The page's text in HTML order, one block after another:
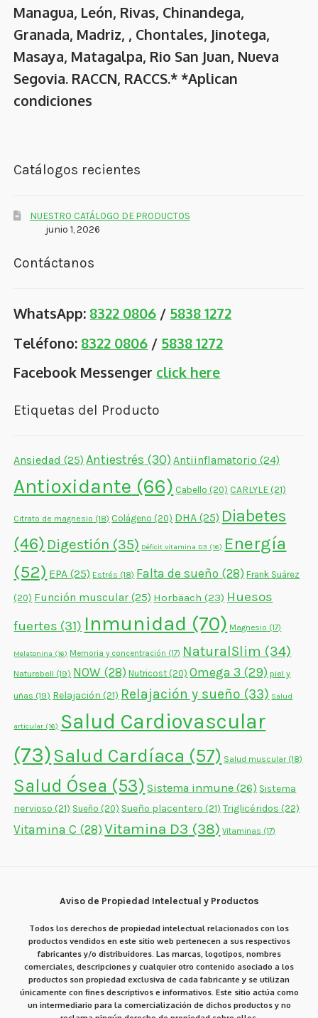
Managua, León, Rivas, Chinandega,
Granada, Madriz, , Chontales, Jinotega,
Masaya, Matagalpa, Rio San Juan, Nueva
Segovia. RACCN, RACCS.* *Aplican
condiciones
Catálogos recientes
NUESTRO CATÁLOGO DE PRODUCTOS
junio 1, 2026
Contáctanos
WhatsApp: 8322 0806 / 5838 1272
Teléfono: 8322 0806 / 5838 1272
Facebook Messenger click here
Etiquetas del Producto
Ansiedad (25) Antiestrés (30)Antiinflamatorio (24)
Antioxidante (66) Cabello (20) CARLYLE(21)
Citrato de magnesio (18) Colágeno (20) DHA (25) Diabetes
(46) Digestión (35) Déficit vitamina D3 (16) Energía
(52) EPA (25) Estrés (18) Falta de sueño (28) Frank Suárez
(20) Función muscular (25) Horbäach (23) Huesos
fuertes (31) Inmunidad (70) Magnesio (17)
Melatonina (16) Memoria y concentración (17) NaturalSlim (34)
Naturebell (19) NOW (28) Nutricost (20) Omega 3 (29) piel y
uñas (19) Relajación (21) Relajación y sueño (33) Salud
articular (16) Salud Cardiovascular
(73)Salud Cardíaca (57) Salud muscular(18)
Salud Ósea (53) Sistema inmune (26) Sistema
nervioso (21) Sueño (20) Sueño placentero (21) Triglicéridos (22)
Vitamina C (28) Vitamina D3 (38) Vitaminas (17)
Aviso de Propiedad Intelectual y Productos
Todos los derechos de propiedad intelectual relacionados con los
productos vendidos en este sitio web pertenecen a sus respectivos
fabricantes y/o distribuidores. Las marcas, logotipos, nombres
comerciales, descripciones y cualquier otro contenido asociado a los
productos son propiedad exclusiva de cada fabricante y se utilizan
únicamente con fines descriptivos e informativos. Este sitio actúa como
un intermediario para la comercialización de dichos productos y no